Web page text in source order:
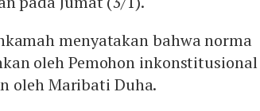
menyatakan bahwa norma
oleh Pemohon inkonstitusional
oleh Maribati Duha.